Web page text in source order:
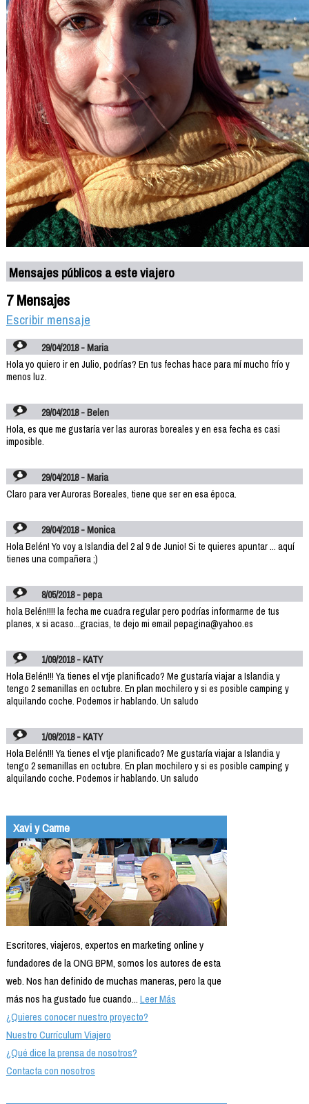
Mensajes públicos a este viajero
7 Mensajes
Escribir mensaje
29/04/2018 - Maria
Hola yo quiero ir en Julio, podrías? En tus fechas hace para mí mucho frío y
menos luz.
29/04/2018 - Belen
Hola, es que me gustaría ver las auroras boreales y en esa fecha es casi
imposible.
29/04/2018 - Maria
Claro para ver Auroras Boreales, tiene que ser en esa época.
29/04/2018 - Monica
Hola Belén! Yo voy a Islandia del 2 al 9 de Junio! Si te quieres apuntar ... aquí
tienes una compañera ;)
8/05/2018 - pepa
hola Belén!!!! la fecha me cuadra regular pero podrías informarme de tus
planes, x si acaso...gracias, te dejo mi email pepagina@yahoo.es
1/09/2018 - KATY
Hola Belén!!! Ya tienes el vtje planificado? Me gustaría viajar a Islandia y
tengo 2 semanillas en octubre. En plan mochilero y si es posible camping y
alquilando coche. Podemos ir hablando. Un saludo
1/09/2018 - KATY
Hola Belén!!! Ya tienes el vtje planificado? Me gustaría viajar a Islandia y
tengo 2 semanillas en octubre. En plan mochilero y si es posible camping y
alquilando coche. Podemos ir hablando. Un saludo
Xavi y Carme
Escritores, viajeros, expertos en marketing online y
fundadores de la ONG BPM, somos los autores de esta
web. Nos han definido de muchas maneras, pero la que
más nos ha gustado fue cuando...Leer Más
¿Quieres conocer nuestro proyecto?
Nuestro Currículum Viajero
¿Qué dice la prensa de nosotros?
Contacta con nosotros